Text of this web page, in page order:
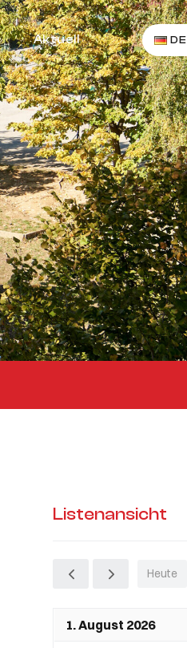
Aktuell DE
Listenansicht
Heute
1. August 2026